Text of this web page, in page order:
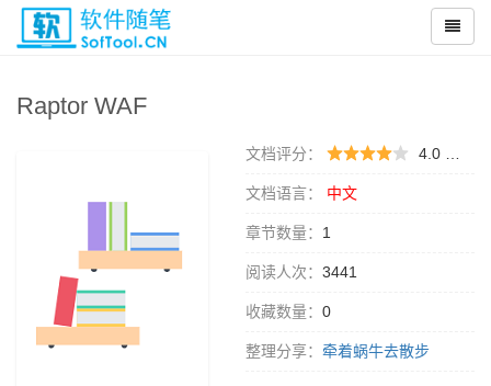
Raptor WAF
文档评分： 4.0 （
文档语言： 中文
章节数量： 1
阅读人次： 3441
收藏数量： 0
整理分享： 牵着蜗牛去散步